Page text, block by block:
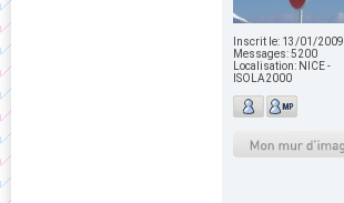
Inscrit le: 13/01/2009
Messages:5200
Localisation: NICE -
ISOLA2000